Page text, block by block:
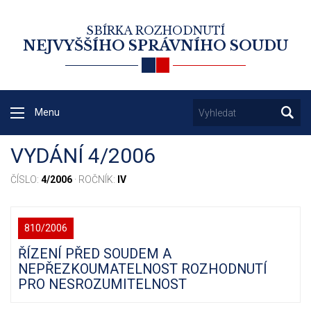
SBÍRKA ROZHODNUTÍ
NEJVYŠŠÍHO SPRÁVNÍHO SOUDU
Menu
VYDÁNÍ 4/2006
ČÍSLO: 4/2006 · ROČNÍK: IV
810/2006
ŘÍZENÍ PŘED SOUDEM A
NEPŘEZKOUMATELNOST ROZHODNUTÍ
PRO NESROZUMITELNOST